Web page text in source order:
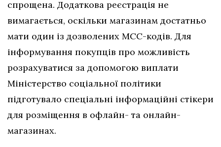
спрощена. Додаткова реєстрація не
вимагається, оскільки магазинам достатньо
мати один із дозволених МСС-кодів. Для
інформування покупців про можливість
розрахуватися за допомогою виплати
Міністерство соціальної політики
підготувало спеціальні інформаційні стікери
для розміщення в офлайн- та онлайн-
магазинах.